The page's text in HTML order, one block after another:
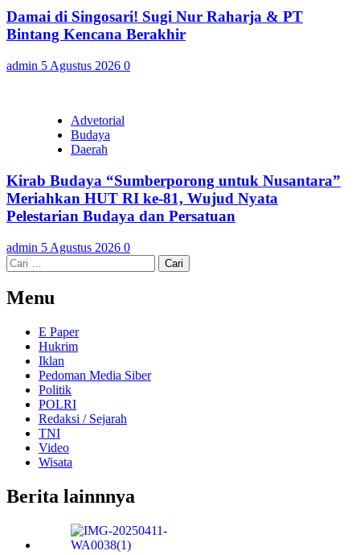
Damai di Singosari! Sugi Nur Raharja & PT
Bintang Kencana Berakhir
admin 5 Agustus 2026 0
Advetorial
Budaya
Daerah
Kirab Budaya “Sumberporong untuk Nusantara”
Meriahkan HUT RI ke-81, Wujud Nyata
Pelestarian Budaya dan Persatuan
admin 5 Agustus 2026 0
Cari
untuk:
Menu
E Paper
Hukrim
Iklan
Pedoman Media Siber
Politik
POLRI
Redaksi / Sejarah
TNI
Video
Wisata
Berita lainnnya